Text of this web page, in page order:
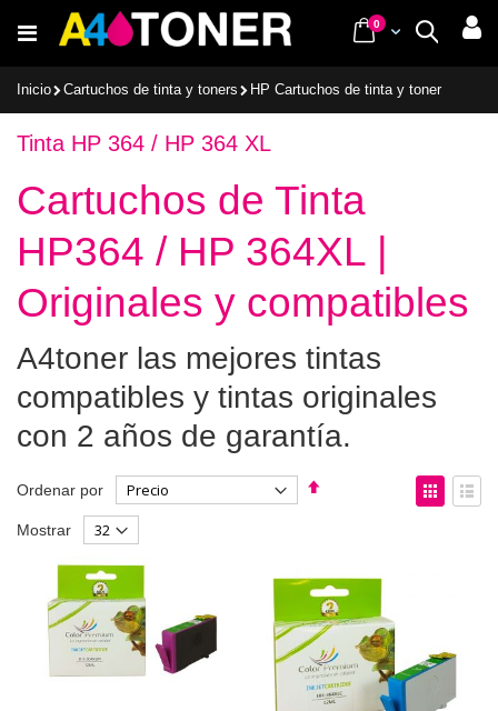
al
Buscar
Cart
0items
Inicio Cartuchos de tinta y toners HP Cartuchos de tinta y toner
Tinta HP 364 / HP 364 XL
Cartuchos de Tinta
HP364 / HP 364XL |
Originales y compatibles
A4toner las mejores tintas
compatibles y tintas originales
con 2 años de garantía.
Ordenar por
Fijar
Ver
como
Mostrar